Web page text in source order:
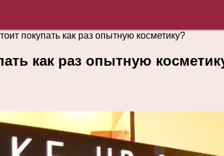
покупать как раз опытную косметику?
как раз опытную